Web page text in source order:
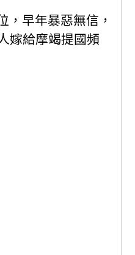
，早年暴惡無信，
嫁給摩竭提國頻